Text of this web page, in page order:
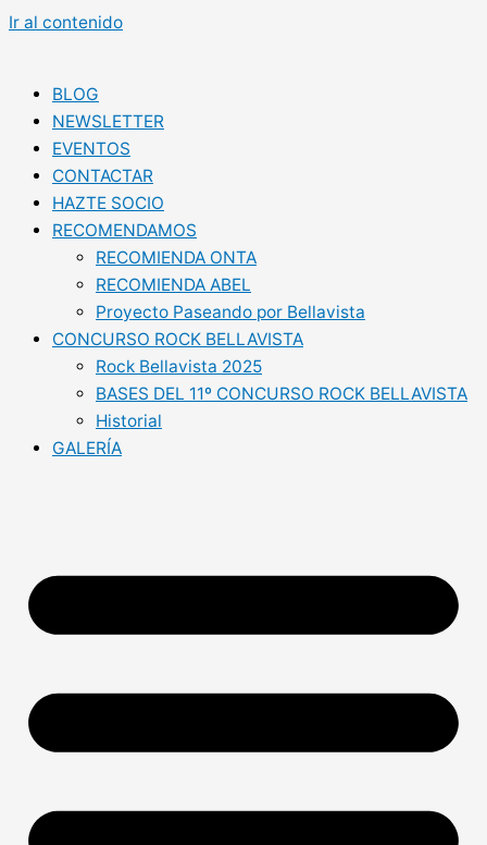
Ir al contenido
BLOG
NEWSLETTER
EVENTOS
CONTACTAR
HAZTE SOCIO
RECOMENDAMOS
RECOMIENDA ONTA
RECOMIENDA ABEL
Proyecto Paseando por Bellavista
CONCURSO ROCK BELLAVISTA
Rock Bellavista 2025
BASES DEL 11º CONCURSO ROCK BELLAVISTA
Historial
GALERÍA